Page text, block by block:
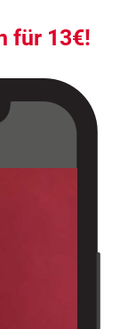
für 13€!